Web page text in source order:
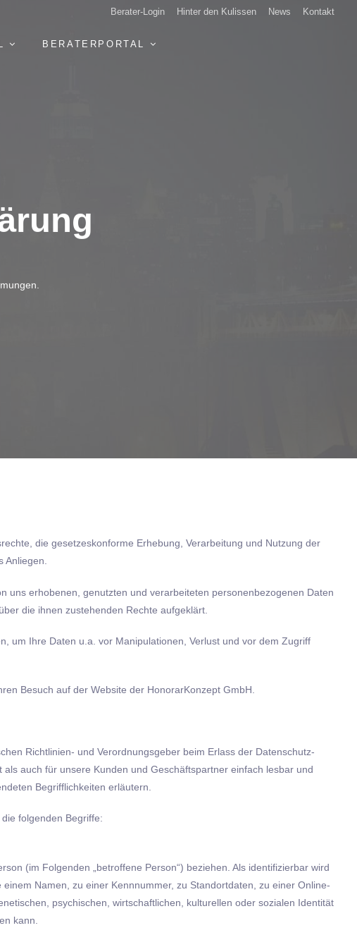
Berater-Login Hinter den Kulissen News Kontakt
BERATERPORTAL
die gesetzeskonforme Erhebung, Verarbeitung und Nutzung der
Anliegen.
uns erhobenen, genutzten und verarbeiteten personenbezogenen Daten
die ihnen zustehenden Rechte aufgeklärt.
um Ihre Daten u.a. vor Manipulationen, Verlust und vor dem Zugriff
Besuch auf der Website der HonorarKonzept GmbH.
Richtlinien- und Verordnungsgeber beim Erlass der Datenschutz-
auch für unsere Kunden und Geschäftspartner einfach lesbar und
Begrifflichkeiten erläutern.
folgenden Begriffe:
(im Folgenden „betroffene Person“) beziehen. Als identifizierbar wird
Namen, zu einer Kennnummer, zu Standortdaten, zu einer Online-
psychischen, wirtschaftlichen, kulturellen oder sozialen Identität
kann.